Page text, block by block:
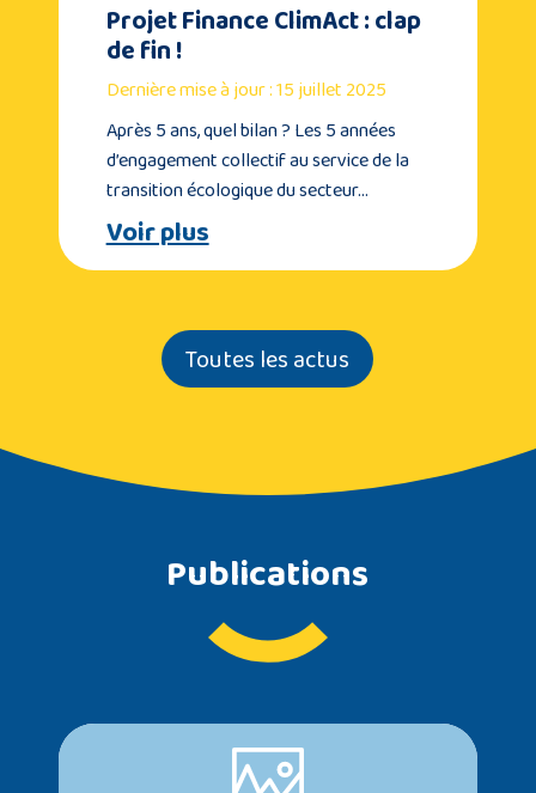
Projet Finance ClimAct : clap
de fin !
Dernière mise à jour : 15 juillet 2025
Après 5 ans, quel bilan ? Les 5 années
d’engagement collectif au service de la
transition écologique du secteur…
Voir plus
Toutes les actus
Publications